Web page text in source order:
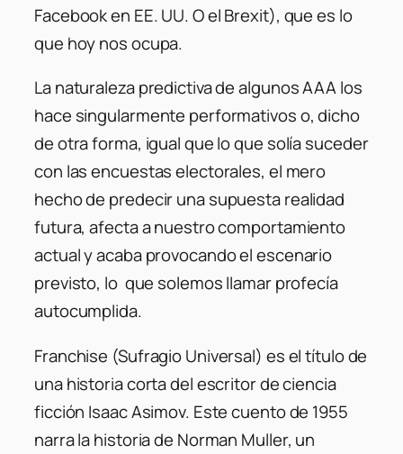
Facebook en EE. UU. O el Brexit), que es lo
que hoy nos ocupa.
La naturaleza predictiva de algunos AAA los
hace singularmente performativos o, dicho
de otra forma, igual que lo que solía suceder
con las encuestas electorales, el mero
hecho de predecir una supuesta realidad
futura, afecta a nuestro comportamiento
actual y acaba provocando el escenario
previsto, lo que solemos llamar profecía
autocumplida.
Franchise (Sufragio Universal) es el título de
una historia corta del escritor de ciencia
ficción Isaac Asimov. Este cuento de 1955
narra la historia de Norman Muller, un